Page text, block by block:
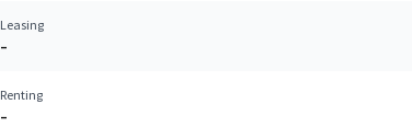
Leasing
–
Renting
–